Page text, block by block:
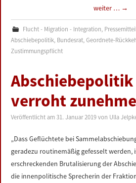
weiter … →
Flucht - Migration - Integration,
Abschiebepolitik, Bundesrat,Geordnete-
Zustimmungspflicht
Abschiebepolitik
verroht
Veröffentlicht am31. Januar 2019 von Ulla
„Dass Geflüchtete bei
geradezu routinemäßig gefesselt werden,
erschreckenden Brutalisierung der
die innenpolitische Sprecherin der